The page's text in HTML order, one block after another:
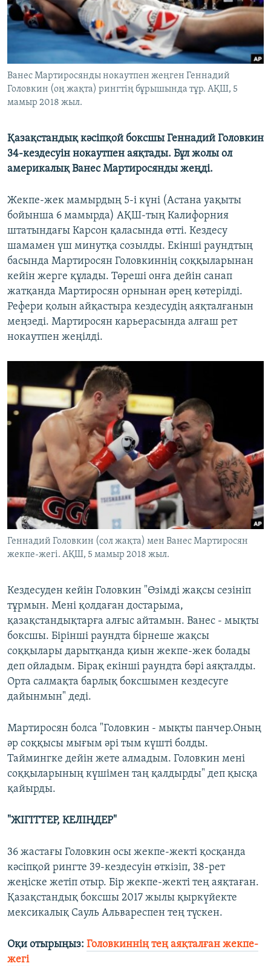
ЖАЗЫЛЫҢЫЗ
Басқа тілдерде
Ванес Мартиросянды нокаутпен жеңген Геннадий
Головкин (оң жақта) рингтің бұрышында тұр. АҚШ, 5
мамыр 2018 жыл.
Қазақстандық кәсіпқой боксшы Геннадий Головкин
34-кездесуін нокаутпен аяқтады. Бұл жолы ол
америкалық Ванес Мартиросянды жеңді.
Жекпе-жек мамырдың 5-і күні (Астана уақыты
бойынша 6 мамырда) АҚШ-тың Калифорния
штатындағы Карсон қаласында өтті. Кездесу
шамамен үш минутқа созылды. Екінші раундтың
басында Мартиросян Головкиннің соққыларынан
кейін жерге құлады. Төреші онға дейін санап
жатқанда Мартиросян орнынан әрең көтерілді.
Рефери қолын айқастыра кездесудің аяқталғанын
меңзеді. Мартиросян карьерасында алғаш рет
нокаутпен жеңілді.
Геннадий Головкин (сол жақта) мен Ванес Мартиросян
жекпе-жегі. АҚШ, 5 мамыр 2018 жыл.
Кездесуден кейін Головкин "Өзімді жақсы сезініп
тұрмын. Мені қолдаған достарыма,
қазақстандықтарға алғыс айтамын. Ванес - мықты
боксшы. Бірінші раундта бірнеше жақсы
соққылары дарытқанда қиын жекпе-жек болады
деп ойладым. Бірақ екінші раундта бәрі аяқталды.
Орта салмақта барлық боксшымен кездесуге
дайынмын" деді.
Мартиросян болса "Головкин - мықты панчер.Оның
әр соққысы мығым әрі тым күшті болды.
Таймингке дейін жете алмадым. Головкин мені
соққыларының күшімен таң қалдырды" деп қысқа
қайырды.
"ЖІГІТТЕР, КЕЛІҢДЕР"
36 жастағы Головкин осы жекпе-жекті қосқанда
кәсіпқой рингте 39-кездесуін өткізіп, 38-рет
жеңіске жетіп отыр. Бір жекпе-жекті тең аяқтаған.
Қазақстандық боксшы 2017 жылы қыркүйекте
мексикалық Сауль Альвареспен тең түскен.
Оқи отырыңыз: Головкиннің тең аяқталған жекпе-
жегі